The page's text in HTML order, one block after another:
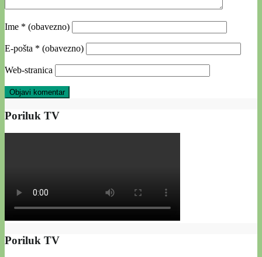
Ime * (obavezno)
E-pošta * (obavezno)
Web-stranica
Poriluk TV
Poriluk TV